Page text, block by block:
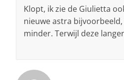
Klopt, ik zie de Giulietta
nieuwe astra bijvoorbeeld,
minder. Terwijl deze